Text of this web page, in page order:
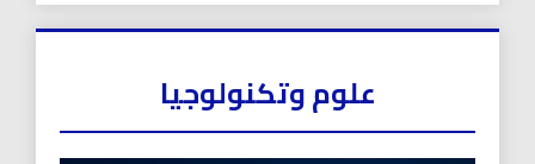
علوم وتكنولوجيا